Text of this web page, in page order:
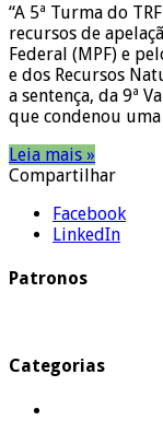
“A 5ª Turma do
recursos de
Federal (MPF) e
e dos Recursos
a sentença, da 9ª
que condenou
Leia mais »
Compartilhar
Facebook
LinkedIn
Patronos
Categorias